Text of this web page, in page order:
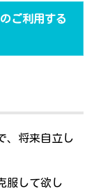
ご利用する
、将来自立し
服して欲し